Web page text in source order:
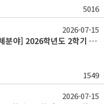
5016
[혁신융합대학사업 차세대반도체분야] 2026학년도 2학기 교류 수학 안내(중앙대, 대구대)
1549
2026-07-15
2026-07-15